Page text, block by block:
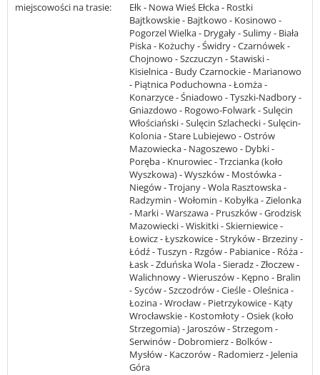
miejscowości na trasie:
Ełk - Nowa Wieś Ełcka - Rostki
Bajtkowskie - Bajtkowo - Kosinowo -
Pogorzel Wielka - Drygały - Sulimy - Biała
Piska - Kożuchy - Świdry - Czarnówek -
Chojnowo - Szczuczyn - Stawiski -
Kisielnica - Budy Czarnockie - Marianowo
- Piątnica Poduchowna - Łomża -
Konarzyce - Śniadowo - Tyszki-Nadbory -
Gniazdowo - Rogowo-Folwark - Sulęcin
Włościański - Sulęcin Szlachecki - Sulęcin-
Kolonia - Stare Lubiejewo - Ostrów
Mazowiecka - Nagoszewo - Dybki -
Poręba - Knurowiec - Trzcianka (koło
Wyszkowa) - Wyszków - Mostówka -
Niegów - Trojany - Wola Rasztowska -
Radzymin - Wołomin - Kobyłka - Zielonka
- Marki - Warszawa - Pruszków - Grodzisk
Mazowiecki - Wiskitki - Skierniewice -
Łowicz - Łyszkowice - Stryków - Brzeziny -
Łódź - Tuszyn - Rzgów - Pabianice - Róża -
Łask - Zduńska Wola - Sieradz - Złoczew -
Walichnowy - Wieruszów - Kępno - Bralin
- Syców - Szczodrów - Cieśle - Oleśnica -
Łozina - Wrocław - Pietrzykowice - Kąty
Wrocławskie - Kostomłoty - Osiek (koło
Strzegomia) - Jaroszów - Strzegom -
Serwinów - Dobromierz - Bolków -
Mysłów - Kaczorów - Radomierz - Jelenia
Góra